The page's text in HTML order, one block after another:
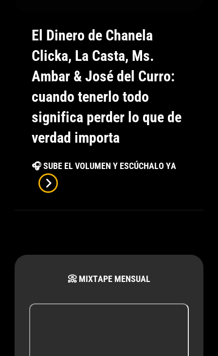
El Dinero de Chanela
Clicka, La Casta, Ms.
Ambar & José del Curro:
cuando tenerlo todo
significa perder lo que de
verdad importa
🎧 SUBE EL VOLUMEN Y ESCÚCHALO YA
Chanela
Casta,
José
de
📀 MIXTAPE MENSUAL